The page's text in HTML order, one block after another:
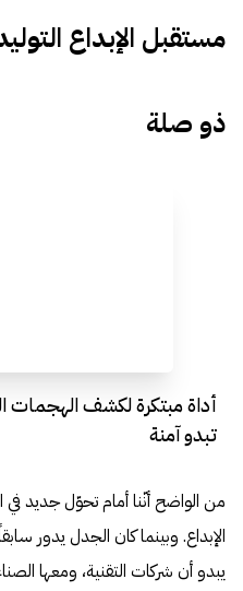
مستقبل الإبداع
ذو صلة
أداة مبتكرة لكشف الهجمات
تبدو آمنة
من الواضح أنّنا أمام تحوّل جديد في
الإبداع. وبينما كان الجدل يدور
يبدو أن شركات التقنية، ومعها